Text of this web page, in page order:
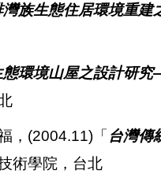
灣族生態住居環境重建
態環境山屋之設計研
，(2004.11)「 台灣傳
術學院，台北